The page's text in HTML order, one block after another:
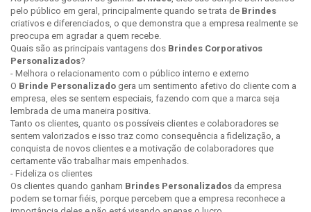
pelo público em geral, principalmente quando se trata de Brindes
criativos e diferenciados, o que demonstra que a empresa realmente se
preocupa em agradar a quem recebe.
Quais são as principais vantagens dos Brindes Corporativos
Personalizados?
- Melhora o relacionamento com o público interno e externo
O Brinde Personalizado gera um sentimento afetivo do cliente com a
empresa, eles se sentem especiais, fazendo com que a marca seja
lembrada de uma maneira positiva.
Tanto os clientes, quanto os possíveis clientes e colaboradores se
sentem valorizados e isso traz como consequência a fidelização, a
conquista de novos clientes e a motivação de colaboradores que
certamente vão trabalhar mais empenhados.
- Fideliza os clientes
Os clientes quando ganham Brindes Personalizados da empresa
podem se tornar fiéis, porque percebem que a empresa reconhece a